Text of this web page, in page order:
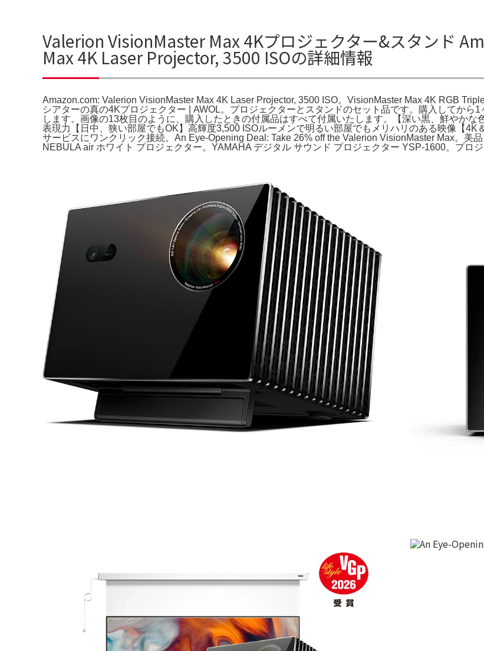
Valerion VisionMaster Max 4Kプロジェクター&スタンド
Max 4K Laser Projector, 3500 ISOの詳細情報
Amazon.com: Valerion VisionMaster Max 4K Laser Projector, 3500 ISO。VisionMaster Max 4K RGB
シアターの真の4Kプロジェクター | AWOL。プロジェクターとスタンドのセット品です。購入してから
します。画像の13枚目のように、購入したときの付属品はすべて付属いたします。【深い黒、鮮やか
表現力【日中、狭い部屋でもOK】高輝度3,500 ISOルーメンで明るい部屋でもメリハリのある映像【
サービスにワンクリック接続。An Eye-Opening Deal: Take 26% off the Valerion VisionMaster Max。
NEBULA air ホワイト プロジェクター。YAMAHA デジタル サウンド プロジェクター YSP-1600。プロ